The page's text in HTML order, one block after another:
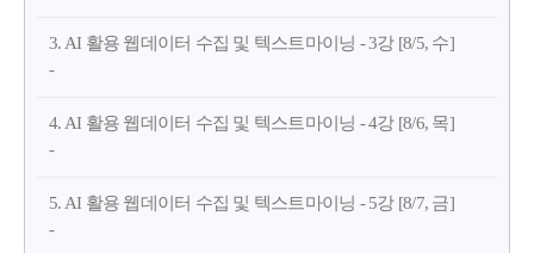
3. AI 활용 웹데이터 수집 및 텍스트마이닝 - 3강 [8/5, 수]
-
4. AI 활용 웹데이터 수집 및 텍스트마이닝 - 4강 [8/6, 목]
-
5. AI 활용 웹데이터 수집 및 텍스트마이닝 - 5강 [8/7, 금]
-